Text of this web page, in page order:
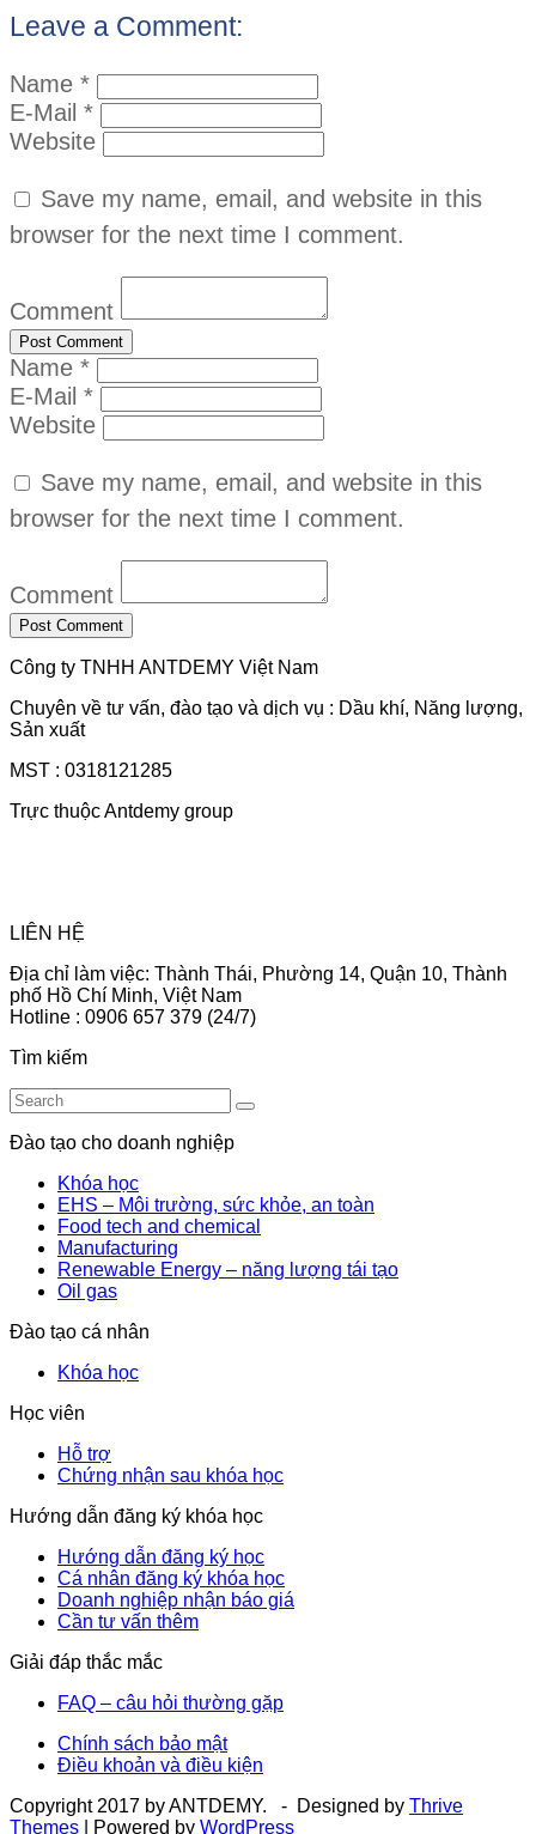
Leave a Comment:
Name *
E-Mail *
Website
Save my name, email, and website in this
browser for the next time I comment.
Comment
Name *
E-Mail *
Website
Save my name, email, and website in this
browser for the next time I comment.
Comment
Công ty TNHH ANTDEMY Việt Nam
Chuyên về tư vấn, đào tạo và dịch vụ : Dầu khí, Năng lượng,
Sản xuất
MST : 0318121285
Trực thuộc Antdemy group
LIÊN HỆ
Địa chỉ làm việc: Thành Thái, Phường 14, Quận 10, Thành
phố Hồ Chí Minh, Việt Nam
Hotline : 0906 657 379 (24/7)
Tìm kiếm
Đào tạo cho doanh nghiệp
Khóa học
EHS – Môi trường, sức khỏe, an toàn
Food tech and chemical
Manufacturing
Renewable Energy – năng lượng tái tạo
Oil gas
Đào tạo cá nhân
Khóa học
Học viên
Hỗ trợ
Chứng nhận sau khóa học
Hướng dẫn đăng ký khóa học
Hướng dẫn đăng ký học
Cá nhân đăng ký khóa học
Doanh nghiệp nhận báo giá
Cần tư vấn thêm
Giải đáp thắc mắc
FAQ – câu hỏi thường gặp
Chính sách bảo mật
Điều khoản và điều kiện
Copyright 2017 by ANTDEMY. - Designed by Thrive
Themes | Powered by WordPress